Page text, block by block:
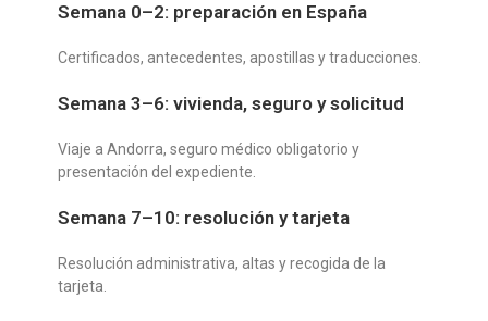
Semana 0–2: preparación en España
Certificados, antecedentes, apostillas y traducciones.
Semana 3–6: vivienda, seguro y solicitud
Viaje a Andorra, seguro médico obligatorio y
presentación del expediente.
Semana 7–10: resolución y tarjeta
Resolución administrativa, altas y recogida de la
tarjeta.